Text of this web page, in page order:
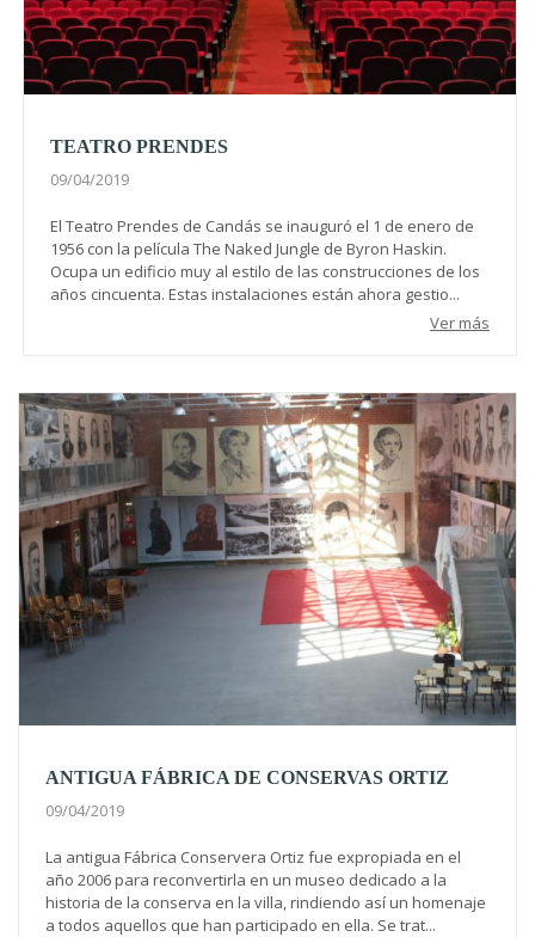
TEATRO PRENDES
09/04/2019
El Teatro Prendes de Candás se inauguró el 1 de enero de
1956 con la película The Naked Jungle de Byron Haskin.
Ocupa un edificio muy al estilo de las construcciones de los
años cincuenta. Estas instalaciones están ahora gestio...
Ver más
ANTIGUA FÁBRICA DE CONSERVAS ORTIZ
09/04/2019
La antigua Fábrica Conservera Ortiz fue expropiada en el
año 2006 para reconvertirla en un museo dedicado a la
historia de la conserva en la villa, rindiendo así un homenaje
a todos aquellos que han participado en ella. Se trat...